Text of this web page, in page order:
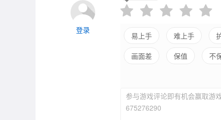
登录
易上手 难上手
画面差 保值 不
参与游戏评论即有机会赢取游
675276290